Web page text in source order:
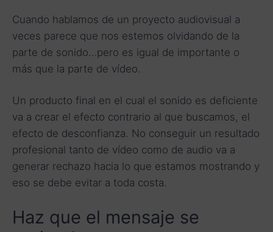
Cuando hablamos de un proyecto audiovisual a
veces parece que nos estemos olvidando de la
parte de sonido…pero es igual de importante o
más que la parte de vídeo.
Un producto final en el cual el sonido es deficiente
va a crear el efecto contrario al que buscamos, el
efecto de desconfianza. No conseguir un resultado
profesional tanto de vídeo como de audio va a
generar rechazo hacia lo que estamos mostrando y
eso se debe evitar a toda costa.
Haz que el mensaje se